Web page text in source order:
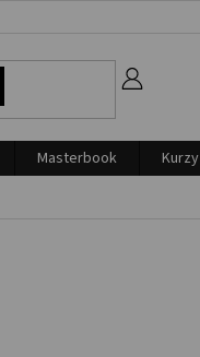
Masterbook Kurzy